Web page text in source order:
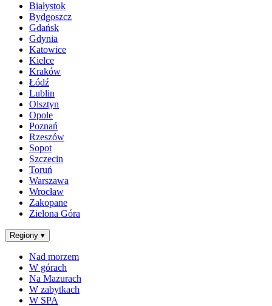
Białystok
Bydgoszcz
Gdańsk
Gdynia
Katowice
Kielce
Kraków
Łódź
Lublin
Olsztyn
Opole
Poznań
Rzeszów
Sopot
Szczecin
Toruń
Warszawa
Wrocław
Zakopane
Zielona Góra
Regiony ▾
Nad morzem
W górach
Na Mazurach
W zabytkach
W SPA